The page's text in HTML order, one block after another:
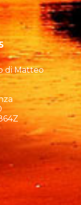
di Matteo